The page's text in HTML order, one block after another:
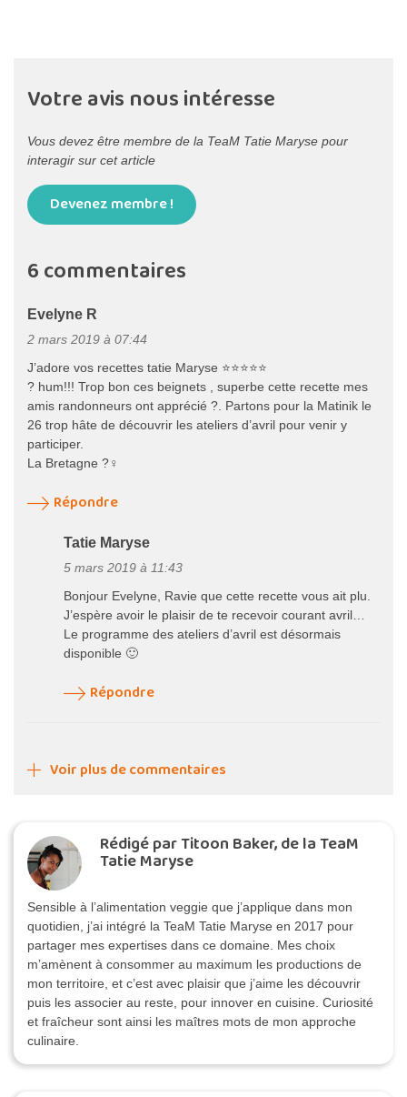
Votre avis nous intéresse
Vous devez être membre de la TeaM Tatie Maryse pour
interagir sur cet article
Devenez membre !
6 commentaires
Evelyne R
2 mars 2019 à 07:44
J’adore vos recettes tatie Maryse ⭐⭐⭐⭐⭐
? hum!!! Trop bon ces beignets , superbe cette recette mes
amis randonneurs ont apprécié ?. Partons pour la Matinik le
26 trop hâte de découvrir les ateliers d’avril pour venir y
participer.
La Bretagne ?‍♀️
Répondre
Tatie Maryse
5 mars 2019 à 11:43
Bonjour Evelyne, Ravie que cette recette vous ait plu.
J’espère avoir le plaisir de te recevoir courant avril…
Le programme des ateliers d’avril est désormais
disponible 🙂
Répondre
Voir plus de commentaires
Rédigé par Titoon Baker, de la TeaM
Tatie Maryse
Sensible à l’alimentation veggie que j’applique dans mon
quotidien, j’ai intégré la TeaM Tatie Maryse en 2017 pour
partager mes expertises dans ce domaine. Mes choix
m’amènent à consommer au maximum les productions de
mon territoire, et c’est avec plaisir que j’aime les découvrir
puis les associer au reste, pour innover en cuisine. Curiosité
et fraîcheur sont ainsi les maîtres mots de mon approche
culinaire.